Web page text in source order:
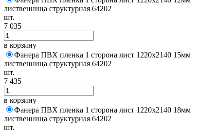
лиственница структурная 64202
шт.
7 035
в корзину
Фанера ПВХ пленка 1 сторона лист 1220х2140 15мм
лиственница структурная 64202
шт.
7 435
в корзину
Фанера ПВХ пленка 1 сторона лист 1220х2140 18мм
лиственница структурная 64202
шт.